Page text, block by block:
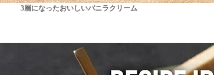
3層になったおいしいバニラクリーム